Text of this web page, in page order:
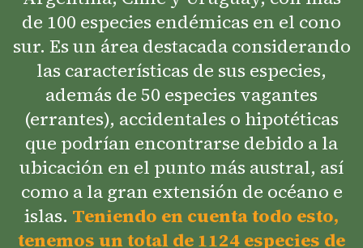
de 100 especies endémicas en el cono
sur. Es un área destacada considerando
las características de sus especies,
además de 50 especies vagantes
(errantes), accidentales o hipotéticas
que podrían encontrarse debido a la
ubicación en el punto más austral, así
como a la gran extensión de océano e
islas. Teniendo en cuenta todo esto,
tenemos un total de 1124 especies de